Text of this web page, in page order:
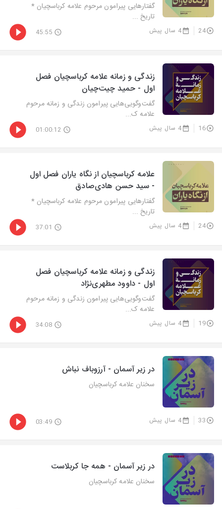
گفتارهایی پیرامون مرحوم علامه کرباسچیان *
تاریخ ...
24 4 سال پیش 45:55
زندگی و زمانه علامه کرباسچیان فصل
اول - حمید چیت‌چیان
گفت‌وگویی‌هایی پیرامون زندگی و زمانه مرحوم
علامه ک...
16 4 سال پیش 01:00:12
علامه کرباسچیان از نگاه یاران فصل اول
- سید حسن هادی‌صادق
گفتارهایی پیرامون مرحوم علامه کرباسچیان *
تاریخ ...
24 4 سال پیش 37:01
زندگی و زمانه علامه کرباسچیان فصل
اول - داوود مطهری‌نژاد
گفت‌وگویی‌هایی پیرامون زندگی و زمانه مرحوم
علامه ک...
19 4 سال پیش 34:08
در زیر آسمان - آرزوباف نباش
سخنان علامه کرباسچیان
33 4 سال پیش 03:49
در زیر آسمان - همه جا کربلاست
سخنان علامه کرباسچیان